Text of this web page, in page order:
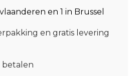
en 1 in Brussel
en gratis levering
betalen